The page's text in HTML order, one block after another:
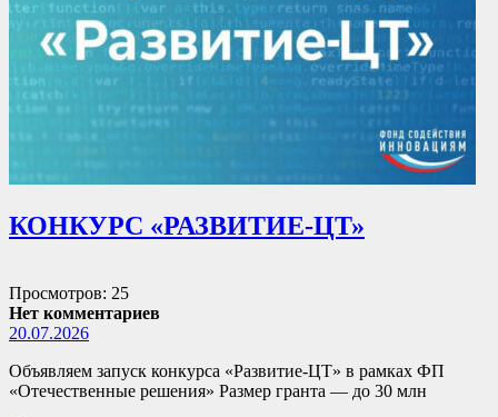
КОНКУРС «РАЗВИТИЕ-ЦТ»
Просмотров: 25
Нет комментариев
20.07.2026
Объявляем запуск конкурса «Развитие-ЦТ» в рамках ФП
«Отечественные решения» Размер гранта — до 30 млн